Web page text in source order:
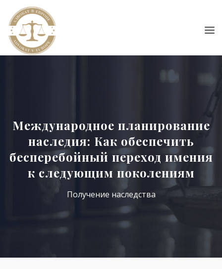
Международное планирование
наследия: Как обеспечить
бесперебойный переход имения
к следующим поколениям
Получение наследства